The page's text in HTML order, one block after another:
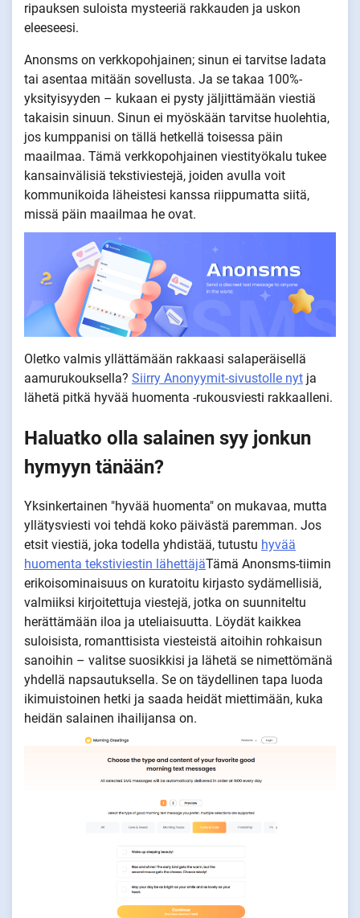
ripauksen suloista mysteeriä rakkauden ja uskon
eleeseesi.
Anonsms on verkkopohjainen; sinun ei tarvitse ladata
tai asentaa mitään sovellusta. Ja se takaa 100%-
yksityisyyden – kukaan ei pysty jäljittämään viestiä
takaisin sinuun. Sinun ei myöskään tarvitse huolehtia,
jos kumppanisi on tällä hetkellä toisessa päin
maailmaa. Tämä verkkopohjainen viestityökalu tukee
kansainvälisiä tekstiviestejä, joiden avulla voit
kommunikoida läheistesi kanssa riippumatta siitä,
missä päin maailmaa he ovat.
Oletko valmis yllättämään rakkaasi salaperäisellä
aamurukouksella? Siirry Anonyymit-sivustolle nyt ja
lähetä pitkä hyvää huomenta -rukousviesti rakkaalleni.
Haluatko olla salainen syy jonkun
hymyyn tänään?
Yksinkertainen "hyvää huomenta" on mukavaa, mutta
yllätysviesti voi tehdä koko päivästä paremman. Jos
etsit viestiä, joka todella yhdistää, tutustu hyvää
huomenta tekstiviestin lähettäjäTämä Anonsms-tiimin
erikoisominaisuus on kuratoitu kirjasto sydämellisiä,
valmiiksi kirjoitettuja viestejä, jotka on suunniteltu
herättämään iloa ja uteliaisuutta. Löydät kaikkea
suloisista, romanttisista viesteistä aitoihin rohkaisun
sanoihin – valitse suosikkisi ja lähetä se nimettömänä
yhdellä napsautuksella. Se on täydellinen tapa luoda
ikimuistoinen hetki ja saada heidät miettimään, kuka
heidän salainen ihailijansa on.